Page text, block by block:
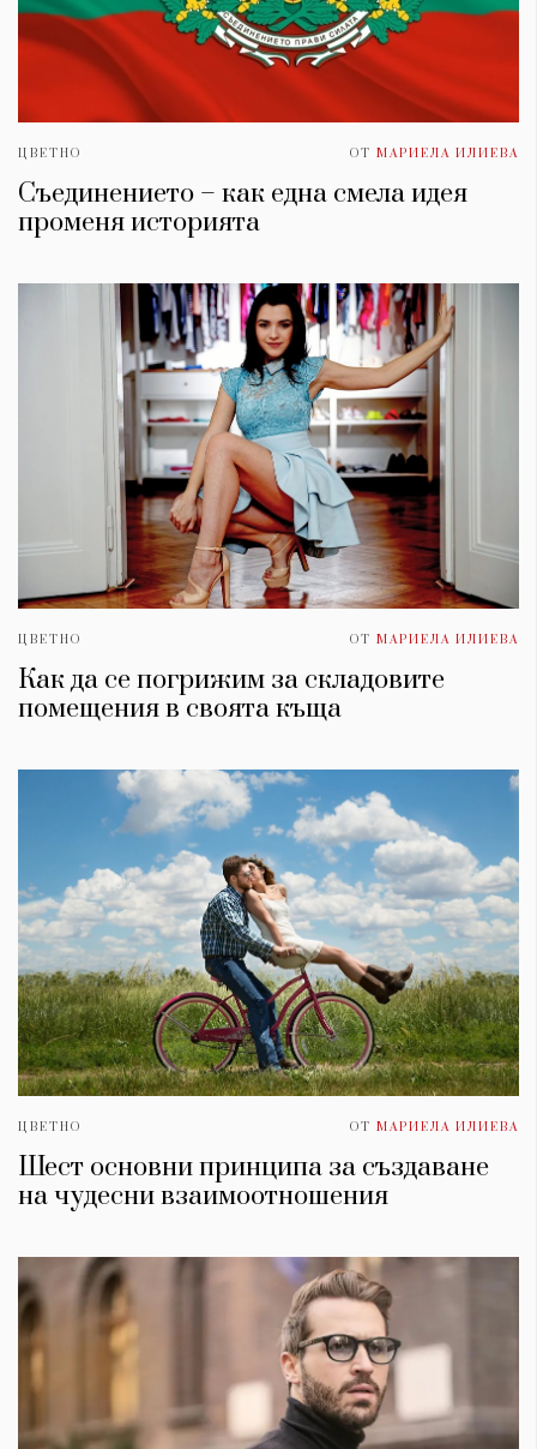
ЦВЕТНО ОТ МАРИЕЛА ИЛИЕВА
Съединението – как една смела идея
променя историята
ЦВЕТНО ОТ МАРИЕЛА ИЛИЕВА
Как да се погрижим за складовите
помещения в своята къща
ЦВЕТНО ОТ МАРИЕЛА ИЛИЕВА
Шест основни принципа за създаване
на чудесни взаимоотношения